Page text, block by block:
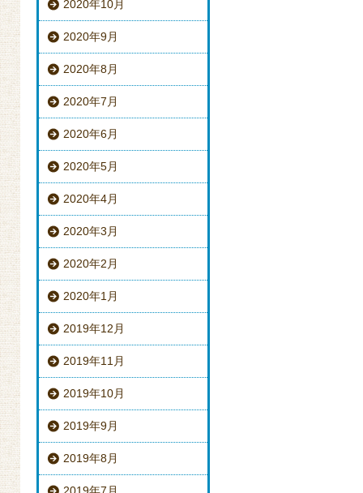
2020年10月
2020年9月
2020年8月
2020年7月
2020年6月
2020年5月
2020年4月
2020年3月
2020年2月
2020年1月
2019年12月
2019年11月
2019年10月
2019年9月
2019年8月